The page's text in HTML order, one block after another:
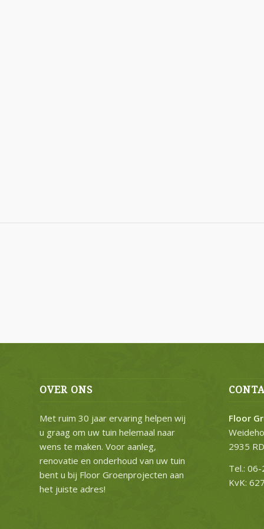
OVER ONS
Met ruim 30 jaar ervaring helpen wij
u graag om uw tuin helemaal naar
wens te maken. Voor aanleg,
renovatie en onderhoud van uw tuin
bent u bij Floor Groenprojecten aan
het juiste adres!
Floor
2935
Tel.:
KvK: